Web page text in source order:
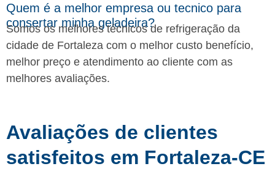
Quem é a melhor empresa ou tecnico para
consertar minha geladeira?
Somos os melhores técnicos de refrigeração da
cidade de Fortaleza com o melhor custo benefício,
melhor preço e atendimento ao cliente com as
melhores avaliações.
Avaliações de clientes
satisfeitos em Fortaleza-CE